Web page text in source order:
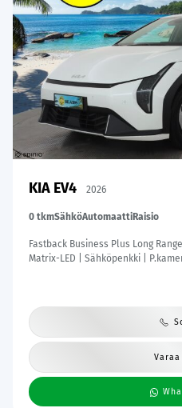
KIA EV4 2026
0 tkmSähköAutomaattiRaisio
Fastback Business Plus Long
Matrix-LED | Sähköpenkki |